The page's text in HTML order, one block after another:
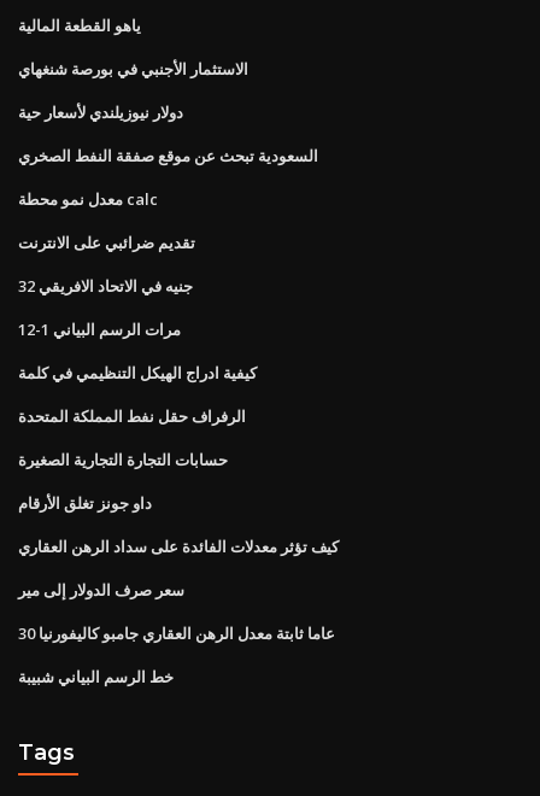
ياهو القطعة المالية
الاستثمار الأجنبي في بورصة شنغهاي
دولار نيوزيلندي لأسعار حية
السعودية تبحث عن موقع صفقة النفط الصخري
معدل نمو محطة calc
تقديم ضرائبي على الانترنت
32 جنيه في الاتحاد الافريقي
مرات الرسم البياني 1-12
كيفية ادراج الهيكل التنظيمي في كلمة
الرفراف حقل نفط المملكة المتحدة
حسابات التجارة التجارية الصغيرة
داو جونز تغلق الأرقام
كيف تؤثر معدلات الفائدة على سداد الرهن العقاري
سعر صرف الدولار إلى مير
30 عاما ثابتة معدل الرهن العقاري جامبو كاليفورنيا
خط الرسم البياني شبيبة
Tags